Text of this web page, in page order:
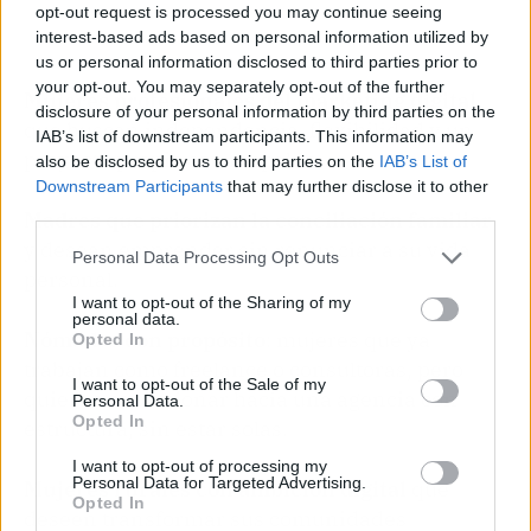
opt-out request is processed you may continue seeing
interest-based ads based on personal information utilized by
us or personal information disclosed to third parties prior to
your opt-out. You may separately opt-out of the further
disclosure of your personal information by third parties on the
IAB’s list of downstream participants. This information may
also be disclosed by us to third parties on the IAB’s List of
Downstream Participants that may further disclose it to other
Personal Data Processing Opt Outs
I want to opt-out of the Sharing of my
personal data.
Opted In
I want to opt-out of the Sale of my
Personal Data.
Opted In
I want to opt-out of processing my
Personal Data for Targeted Advertising.
Opted In
Mujeres profesionales del marketing digital
que buscan independencia, flexibilidad y un
proyecto propio con respaldo.
Madres que priorizan la conciliación familiar
y desean emprender sin renunciar a su vida
Nómadas con propósito
quieren evolucionar hacia una agencia con
estructura, sin estar solas.
Mujeres rurales con ambición digital
que
deseen transformar sus comunidades